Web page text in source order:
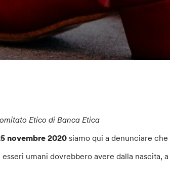
Etico di Banca Etica
novembre 2020 siamo qui a denunciare
umani dovrebbero avere dalla nascita,